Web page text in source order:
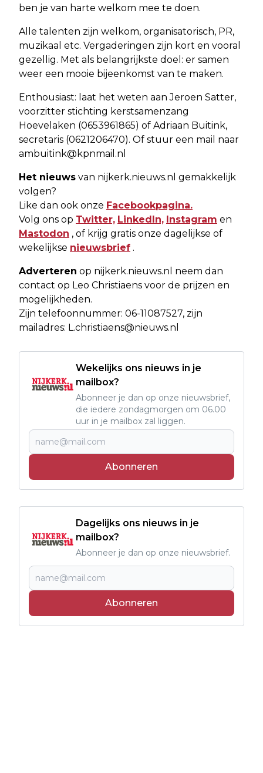
ben je van harte welkom mee te doen.
Alle talenten zijn welkom, organisatorisch, PR,
muzikaal etc. Vergaderingen zijn kort en vooral
gezellig. Met als belangrijkste doel: er samen
weer een mooie bijeenkomst van te maken.
Enthousiast: laat het weten aan Jeroen Satter,
voorzitter stichting kerstsamenzang
Hoevelaken (0653961865) of Adriaan Buitink,
secretaris (0621206470). Of stuur een mail naar
ambuitink@kpnmail.nl
Het nieuws van nijkerk.nieuws.nl gemakkelijk
volgen?
Like dan ook onze Facebookpagina.
Volg ons op Twitter, LinkedIn, Instagram en
Mastodon , of krijg gratis onze dagelijkse of
wekelijkse nieuwsbrief .
Adverteren op nijkerk.nieuws.nl neem dan
contact op Leo Christiaens voor de prijzen en
mogelijkheden.
Zijn telefoonnummer: 06-11087527, zijn
mailadres: L.christiaens@nieuws.nl
Wekelijks ons nieuws in je
mailbox?
Abonneer je dan op onze nieuwsbrief,
die iedere zondagmorgen om 06.00
uur in je mailbox zal liggen.
Abonneren
Dagelijks ons nieuws in je
mailbox?
Abonneer je dan op onze nieuwsbrief.
Abonneren